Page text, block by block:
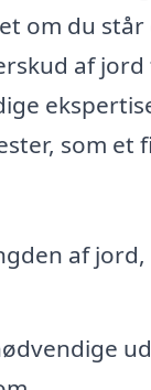
om du
af
som et
af jord,